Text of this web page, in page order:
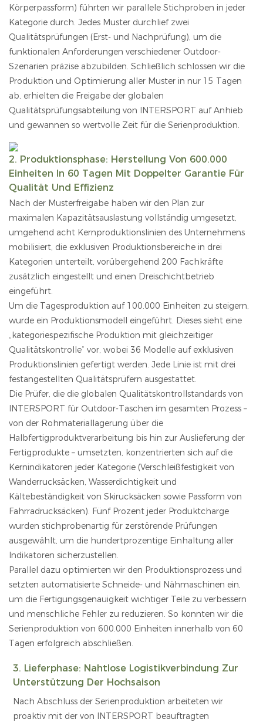
Körperpassform) führten wir parallele Stichproben in jeder
Kategorie durch. Jedes Muster durchlief zwei
Qualitätsprüfungen (Erst- und Nachprüfung), um die
funktionalen Anforderungen verschiedener Outdoor-
Szenarien präzise abzubilden. Schließlich schlossen wir die
Produktion und Optimierung aller Muster in nur 15 Tagen
ab, erhielten die Freigabe der globalen
Qualitätsprüfungsabteilung von INTERSPORT auf Anhieb
und gewannen so wertvolle Zeit für die Serienproduktion.
2. Produktionsphase: Herstellung Von 600.000
Einheiten In 60 Tagen Mit Doppelter Garantie Für
Qualität Und Effizienz
Nach der Musterfreigabe haben wir den Plan zur
maximalen Kapazitätsauslastung vollständig umgesetzt,
umgehend acht Kernproduktionslinien des Unternehmens
mobilisiert, die exklusiven Produktionsbereiche in drei
Kategorien unterteilt, vorübergehend 200 Fachkräfte
zusätzlich eingestellt und einen Dreischichtbetrieb
eingeführt.
Um die Tagesproduktion auf 100.000 Einheiten zu steigern,
wurde ein Produktionsmodell eingeführt. Dieses sieht eine
„kategoriespezifische Produktion mit gleichzeitiger
Qualitätskontrolle“ vor, wobei 36 Modelle auf exklusiven
Produktionslinien gefertigt werden. Jede Linie ist mit drei
festangestellten Qualitätsprüfern ausgestattet.
Die Prüfer, die die globalen Qualitätskontrollstandards von
INTERSPORT für Outdoor-Taschen im gesamten Prozess –
von der Rohmateriallagerung über die
Halbfertigproduktverarbeitung bis hin zur Auslieferung der
Fertigprodukte – umsetzten, konzentrierten sich auf die
Kernindikatoren jeder Kategorie (Verschleißfestigkeit von
Wanderrucksäcken, Wasserdichtigkeit und
Kältebeständigkeit von Skirucksäcken sowie Passform von
Fahrradrucksäcken). Fünf Prozent jeder Produktcharge
wurden stichprobenartig für zerstörende Prüfungen
ausgewählt, um die hundertprozentige Einhaltung aller
Indikatoren sicherzustellen.
Parallel dazu optimierten wir den Produktionsprozess und
setzten automatisierte Schneide- und Nähmaschinen ein,
um die Fertigungsgenauigkeit wichtiger Teile zu verbessern
und menschliche Fehler zu reduzieren. So konnten wir die
Serienproduktion von 600.000 Einheiten innerhalb von 60
Tagen erfolgreich abschließen.
3. Lieferphase: Nahtlose Logistikverbindung Zur
Unterstützung Der Hochsaison
Nach Abschluss der Serienproduktion arbeiteten wir
proaktiv mit der von INTERSPORT beauftragten